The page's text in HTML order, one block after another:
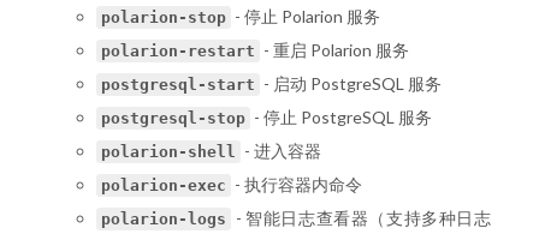
polarion-stop - 停止 Polarion 服务
polarion-restart - 重启 Polarion 服务
postgresql-start - 启动 PostgreSQL 服务
postgresql-stop - 停止 PostgreSQL 服务
polarion-shell - 进入容器
polarion-exec - 执行容器内命令
polarion-logs
- 智能日志查看器（支持多种日志